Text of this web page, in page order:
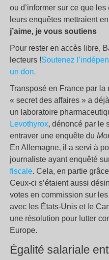
ou d’informer sur ce que
leurs enquêtes mettraient
j’aime, je vous soutiens
Pour rester en accès libre,
lecteurs !Soutenez
un don.
Transposé en France par la
« secret des affaires » a
un laboratoire
Levothyrox, dénoncé par le
entraver une enquête du
En Allemagne, il a servi à
journaliste ayant enquêté
fiscale. Cela, en partie
Ceux-ci s’étaient aussi
votes en commission sur
avec les États-Unis et le
une résolution pour lutter
Europe.
Égalité salariale